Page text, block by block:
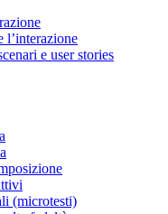
l’interazione
e user stories
(microtesti)